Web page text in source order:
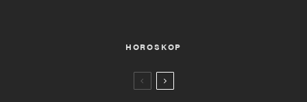
HOROSKOP